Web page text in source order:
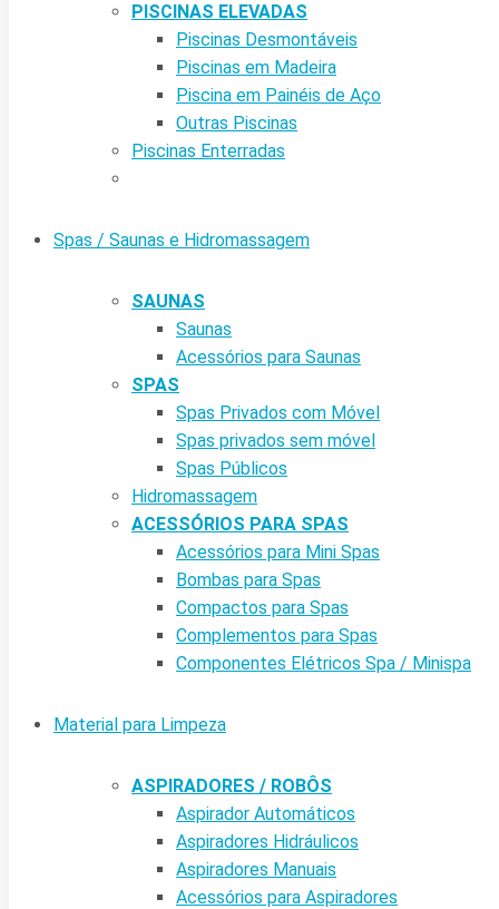
PISCINAS ELEVADAS
Piscinas Desmontáveis
Piscinas em Madeira
Piscina em Painéis de Aço
Outras Piscinas
Piscinas Enterradas
Spas / Saunas e Hidromassagem
SAUNAS
Saunas
Acessórios para Saunas
SPAS
Spas Privados com Móvel
Spas privados sem móvel
Spas Públicos
Hidromassagem
ACESSÓRIOS PARA SPAS
Acessórios para Mini Spas
Bombas para Spas
Compactos para Spas
Complementos para Spas
Componentes Elétricos Spa / Minispa
Material para Limpeza
ASPIRADORES / ROBÔS
Aspirador Automáticos
Aspiradores Hidráulicos
Aspiradores Manuais
Acessórios para Aspiradores